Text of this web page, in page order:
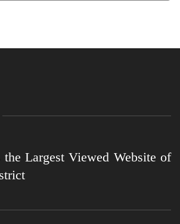
Largest Viewed Website of